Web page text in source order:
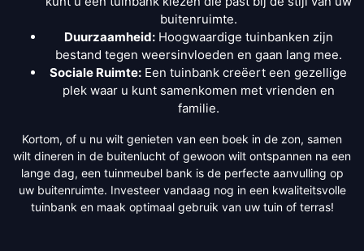
buitenruimte.
Duurzaamheid:Hoogwaardige tuinbanken zijn
bestand tegen weersinvloeden en gaan lang mee.
Sociale Ruimte: Een tuinbank creëert een gezellige
plek waar u kunt samenkomen met vrienden en
familie.
Kortom, of u nu wilt genieten van een boek in de zon, samen
wilt dineren in de buitenlucht of gewoon wilt ontspannen na een
lange dag, een tuinmeubel bank is de perfecte aanvulling op
uw buitenruimte. Investeer vandaag nog in een kwaliteitsvolle
tuinbank en maak optimaal gebruik van uw tuin of terras!